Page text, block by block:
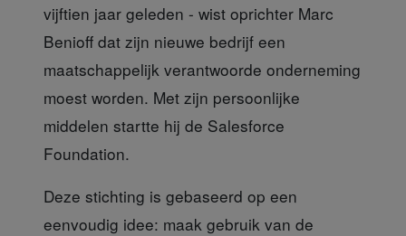
vijftien jaar geleden - wist oprichter Marc
Benioff dat zijn nieuwe bedrijf een
maatschappelijk verantwoorde onderneming
moest worden. Met zijn persoonlijke
middelen startte hij de Salesforce
Foundation.
Deze stichting is gebaseerd op een
eenvoudig idee: maak gebruik van de